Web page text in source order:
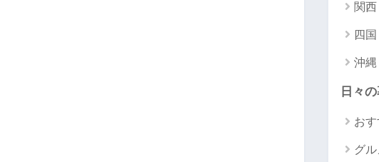
関西
四国
沖縄
日々
お
グル